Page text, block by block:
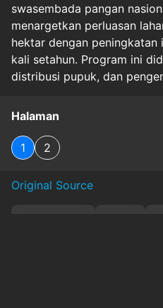
swasembada pangan
menargetkan perluasan
hektar dengan peningkatan
kali setahun. Program ini
distribusi pupuk, dan
Halaman
1 2
Original Source